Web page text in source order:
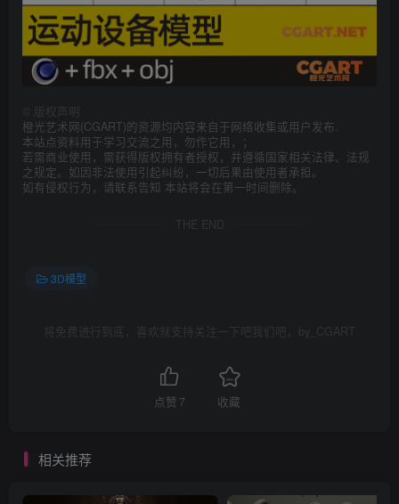
版权声明
橙光艺术网(CGART)的资源均内容来自于网络收集或用户发布.
本站点资料用于学习交流之用，勿作它用，；
若需商业使用，需获得版权拥有者授权，并遵循国家相关法律、法规
之规定。如因非法使用引起纠纷，一切后果由使用者承担。
如有侵权行为，请联系告知 本站将会在第一时间删除。
THE END
3D模型
将免费进行到底，喜欢就支持关注一下吧我们吧，by_CGART
点赞 7 收藏
相关推荐